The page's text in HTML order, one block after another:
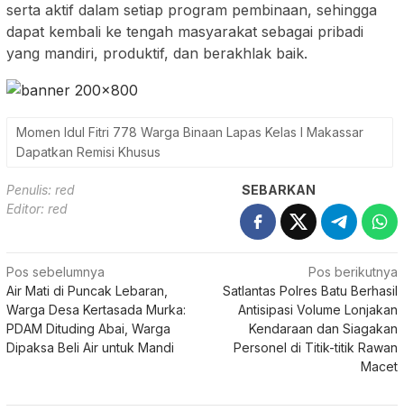
serta aktif dalam setiap program pembinaan, sehingga
dapat kembali ke tengah masyarakat sebagai pribadi
yang mandiri, produktif, dan berakhlak baik.
Momen Idul Fitri 778 Warga Binaan Lapas Kelas I Makassar
Dapatkan Remisi Khusus
Penulis: red
Editor: red
SEBARKAN
Navigasi
pos
Pos sebelumnya
Air Mati di Puncak Lebaran,
Warga Desa Kertasada Murka:
PDAM Dituding Abai, Warga
Dipaksa Beli Air untuk Mandi
Pos berikutnya
Satlantas Polres Batu Berhasil
Antisipasi Volume Lonjakan
Kendaraan dan Siagakan
Personel di Titik-titik Rawan
Macet